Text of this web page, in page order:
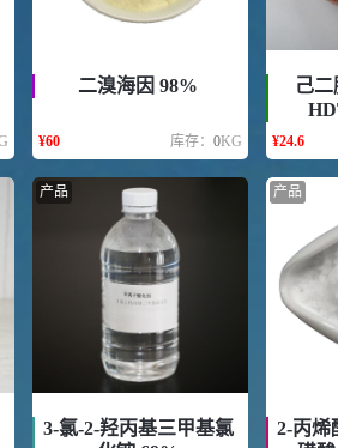
二溴海因 98%
¥60 库存： 0KG
己
¥24.6
产品
3-氯-2-羟丙基三甲基氯
产品
2-丙烯